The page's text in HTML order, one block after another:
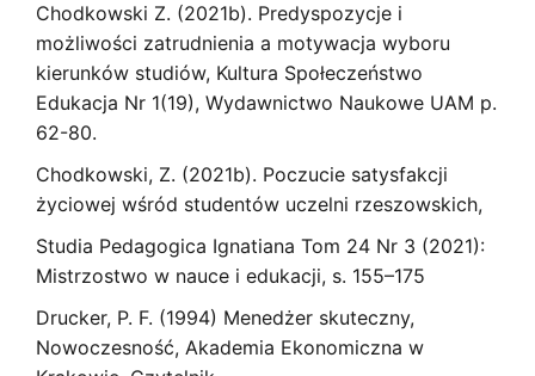
Chodkowski Z. (2021b). Predyspozycje i
możliwości zatrudnienia a motywacja wyboru
kierunków studiów, Kultura Społeczeństwo
Edukacja Nr 1(19), Wydawnictwo Naukowe UAM p.
62-80.
Chodkowski, Z. (2021b). Poczucie satysfakcji
życiowej wśród studentów uczelni rzeszowskich,
Studia Pedagogica Ignatiana Tom 24 Nr 3 (2021):
Mistrzostwo w nauce i edukacji, s. 155–175
Drucker, P. F. (1994) Menedżer skuteczny,
Nowoczesność, Akademia Ekonomiczna w